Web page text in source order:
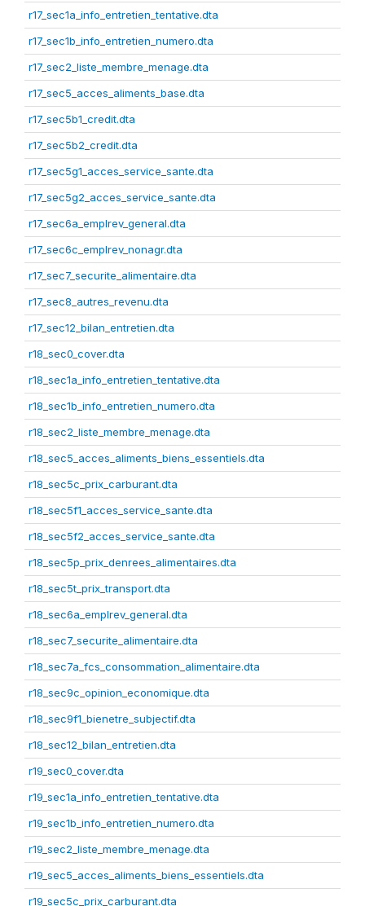
r17_sec1a_info_entretien_tentative.dta
r17_sec1b_info_entretien_numero.dta
r17_sec2_liste_membre_menage.dta
r17_sec5_acces_aliments_base.dta
r17_sec5b1_credit.dta
r17_sec5b2_credit.dta
r17_sec5g1_acces_service_sante.dta
r17_sec5g2_acces_service_sante.dta
r17_sec6a_emplrev_general.dta
r17_sec6c_emplrev_nonagr.dta
r17_sec7_securite_alimentaire.dta
r17_sec8_autres_revenu.dta
r17_sec12_bilan_entretien.dta
r18_sec0_cover.dta
r18_sec1a_info_entretien_tentative.dta
r18_sec1b_info_entretien_numero.dta
r18_sec2_liste_membre_menage.dta
r18_sec5_acces_aliments_biens_essentiels.dta
r18_sec5c_prix_carburant.dta
r18_sec5f1_acces_service_sante.dta
r18_sec5f2_acces_service_sante.dta
r18_sec5p_prix_denrees_alimentaires.dta
r18_sec5t_prix_transport.dta
r18_sec6a_emplrev_general.dta
r18_sec7_securite_alimentaire.dta
r18_sec7a_fcs_consommation_alimentaire.dta
r18_sec9c_opinion_economique.dta
r18_sec9f1_bienetre_subjectif.dta
r18_sec12_bilan_entretien.dta
r19_sec0_cover.dta
r19_sec1a_info_entretien_tentative.dta
r19_sec1b_info_entretien_numero.dta
r19_sec2_liste_membre_menage.dta
r19_sec5_acces_aliments_biens_essentiels.dta
r19_sec5c_prix_carburant.dta